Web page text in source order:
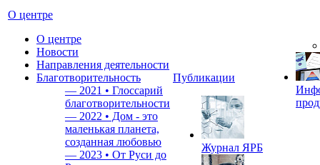
О центре
О центре
Новости
Направления деятельности
Благотворительность
— 2021 • Глоссарий
благотворительности
— 2022 • Дом - это
маленькая планета,
созданная любовью
— 2023 • От Руси до
Публикации
Журнал ЯРБ